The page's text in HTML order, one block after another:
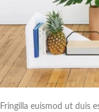
Fringilla euismod ut duis